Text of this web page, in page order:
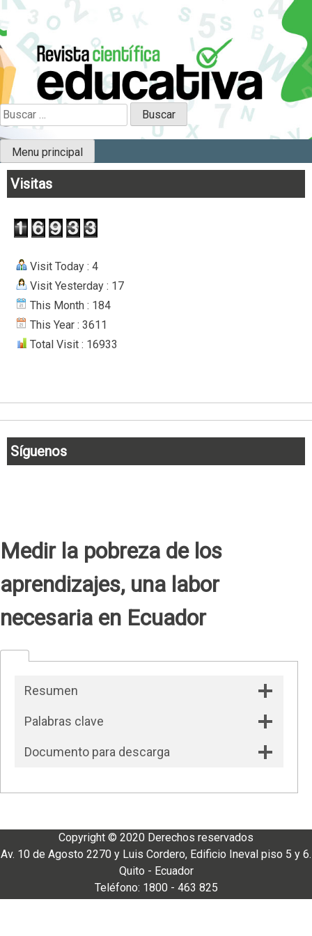
Skip
content
Científica Educativa
B
u
s
c
Menu principal
Visitas
Visit Today : 4
Visit Yesterday : 17
This Month : 184
This Year : 3611
Total Visit : 16933
Síguenos
Medir la pobreza de los
aprendizajes, una labor
necesaria en Ecuador
Resumen
Palabras clave
Documento para descarga
Copyright © 2020 Derechos reservados
Av. 10 de Agosto 2270 y Luis Cordero, Edificio Ineval piso 5 y 6.
Quito - Ecuador
Teléfono: 1800 - 463 825